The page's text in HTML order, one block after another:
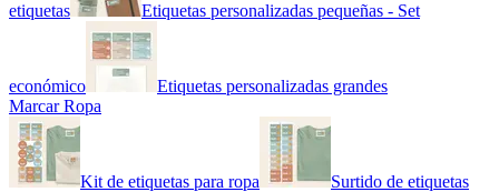
etiquetas Etiquetas personalizadas pequeñas - Set
económico
Etiquetas personalizadas grandes
Marcar Ropa
Kit de etiquetas para ropa Surtido de etiquetas